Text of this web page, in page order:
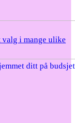
i mange ulike